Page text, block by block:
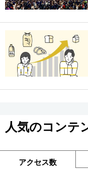
人気のコンテ
アクセス数